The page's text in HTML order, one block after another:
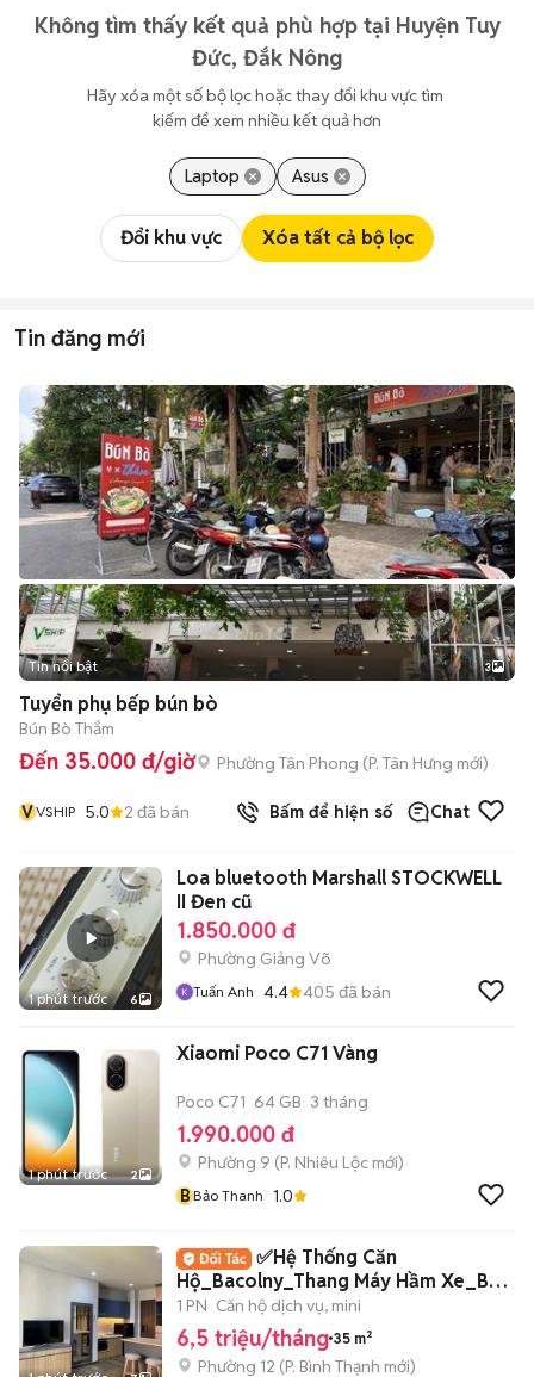
Không tìm thấy kết quả phù hợp tại Huyện Tuy
Đức, Đắk Nông
Hãy xóa một số bộ lọc hoặc thay đổi khu vực tìm
kiếm để xem nhiều kết quả hơn
Laptop Asus
Đổi khu vực Xóa tất cả bộ lọc
Tin đăng mới
Tin nổi bật 3
Tuyển phụ bếp bún bò
Bún Bò Thắm
Đến 35.000 đ/giờ Phường Tân Phong (P. Tân Hưng mới)
VVSHIP 5.0 2 đã bán Bấm để hiện số Chat
1 phút trước 6
Loa bluetooth Marshall STOCKWELL
II Đen cũ
1.850.000 đ
Phường Giảng Võ
Tuấn Anh 4.4 405 đã bán
1 phút trước 2
Xiaomi Poco C71 Vàng
Poco C71 64 GB 3 tháng
1.990.000 đ
Phường 9 (P. Nhiêu Lộc mới)
BBảo Thanh 1.0
✅Hệ Thống Căn
Hộ_Bacolny_Thang Máy Hầm Xe_Bảo
Vệ_Chu Văn An Bình Thạnh
1 PN Căn hộ dịch vụ, mini
6,5 triệu/tháng 35 m²
Phường 12 (P. Bình Thạnh mới)